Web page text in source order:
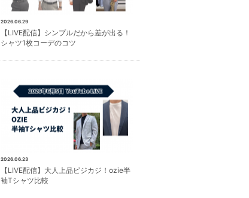
2026.06.29
【LIVE配信】シンプルだから差が出る！
シャツ1枚コーデのコツ
2026.06.23
【LIVE配信】大人上品ビジカジ！ozie半
袖Tシャツ比較